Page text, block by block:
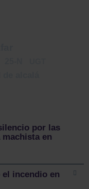
por las
en
incendio en